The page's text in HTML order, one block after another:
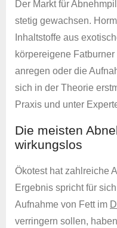
Der Markt für
stetig gewachsen.
Inhaltstoffe aus
körpereigene
anregen oder die
sich in der Theorie
Praxis und unter
Die meisten
wirkungslos
Ökotest hat zahlreiche
Ergebnis spricht für
Aufnahme von Fett im
verringern sollen,